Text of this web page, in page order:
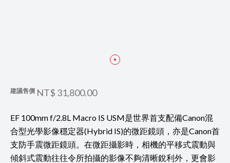
建議售價 NT$ 31,800.00
EF 100mm f/2.8L Macro IS USM是世界首支配備Canon混
合型光學影像穩定器(Hybrid IS)的微距鏡頭，亦是Canon首
支防手震微距鏡頭。在微距攝影時，相機的平移式震動與
傾斜式震動往往令所拍攝的影像不夠清晰銳利外，更會影